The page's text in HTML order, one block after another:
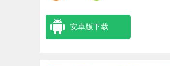
安卓版下载